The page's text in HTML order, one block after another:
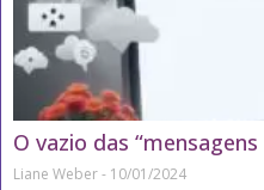
O vazio das
Liane Weber 10/01/2024